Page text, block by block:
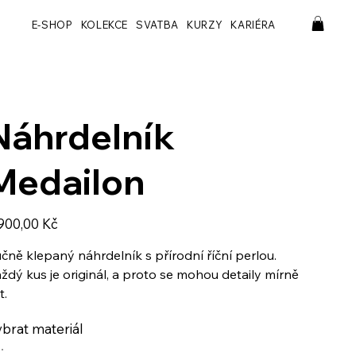
E-SHOP KOLEKCE SVATBA KURZY KARIÉRA
Kč
klepaný náhrdelník s přírodní říční perlou.
kus je originál, a proto se mohou detaily mírně
materiál